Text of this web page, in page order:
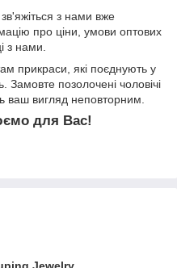
з нами вже
про ціни, умови оптових
з нами.
прикраси, які поєднують у
Замовте позолочені чоловічі
ваш вигляд неповторним.
для Вас!